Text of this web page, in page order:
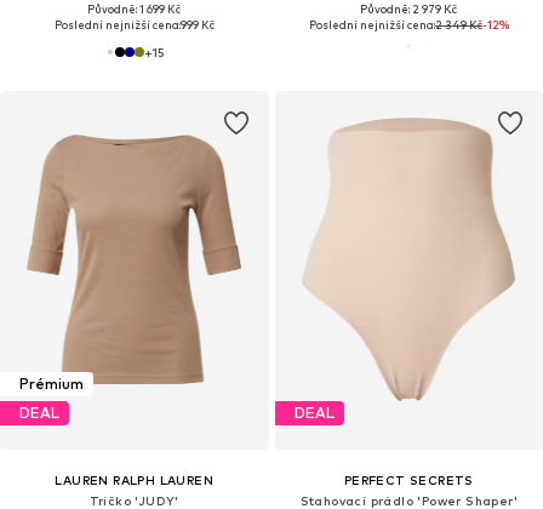
Původně: 1 699 Kč
Poslední nejnižší cena:999 Kč
+15
Původně: 2 979 Kč
Poslední nejnižší cena:2 349 Kč-12%
Prémium
DEAL
LAUREN RALPH LAUREN
Tričko 'JUDY'
DEAL
PERFECT SECRETS
Stahovací prádlo 'Power Shaper'